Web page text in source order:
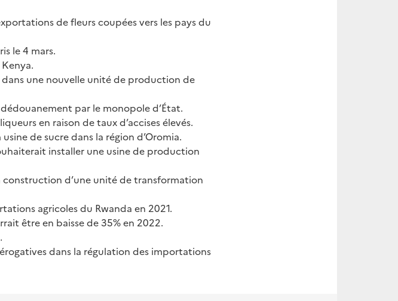
de fleurs coupées vers les pays du
le 4 mars.
Kenya.
une nouvelle unité de production de
par le monopole d’État.
en raison de taux d’accises élevés.
de sucre dans la région d’Oromia.
installer une usine de production
construction d’une unité de transformation
agricoles du Rwanda en 2021.
être en baisse de 35% en 2022.
dans la régulation des importations